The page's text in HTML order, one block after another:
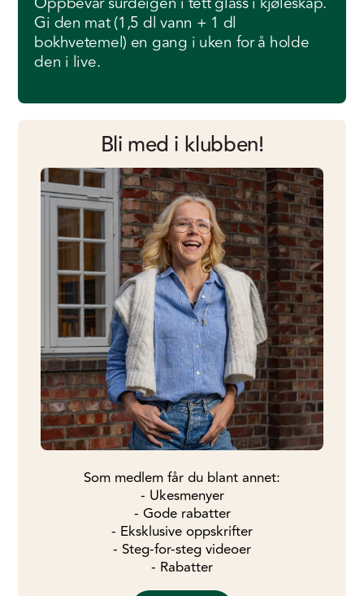
Gi den mat (1,5 dl vann + 1 dl
bokhvetemel) en gang i uken for å holde
den i live.
Bli med i klubben!
Som medlem får du blant annet:
- Ukesmenyer
- Gode rabatter
- Eksklusive oppskrifter
- Steg-for-steg videoer
- Rabatter